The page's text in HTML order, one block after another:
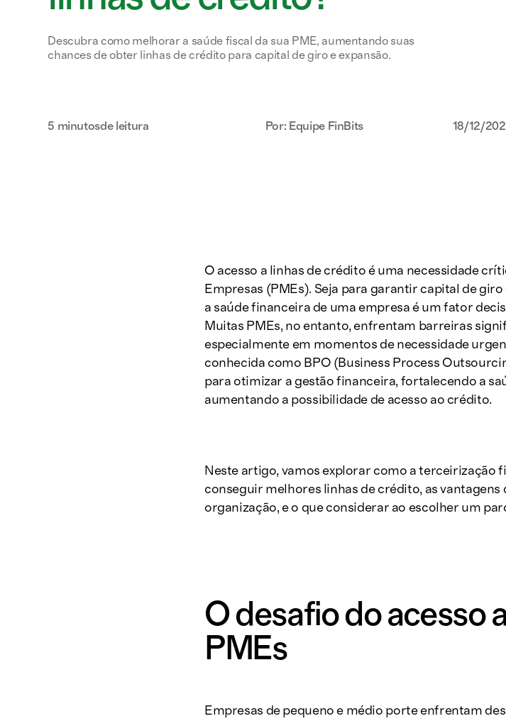
Descubra como melhorar a saúde fiscal da sua PME, aumentando suas
chances de obter linhas de crédito para capital de giro e expansão.
5 minutosde leitura Por: Equipe FinBits 18/12/
O acesso a linhas de crédito é uma necessidade
Empresas (PMEs). Seja para garantir capital de
a saúde financeira de uma empresa é um fator
Muitas PMEs, no entanto, enfrentam barreiras
especialmente em momentos de necessidade
conhecida como BPO (Business Process
para otimizar a gestão financeira, fortalecendo a
aumentando a possibilidade de acesso ao crédito.
Neste artigo, vamos explorar como a terceirização
conseguir melhores linhas de crédito, as vantagens
organização, e o que considerar ao escolher um
O desafio do acesso
PMEs
Empresas de pequeno e médio porte enfrentam